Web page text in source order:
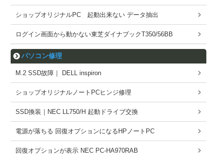
ショップオリジナルPC 起動出来ない データ抽出
ログイン画面から動かない東芝ダイナブックT350/56BB
パソコン修理
M.2 SSD故障｜ DELL inspiron
ショップオリジナルノートPCヒンジ修理
SSD換装｜NEC LL750/H 起動ドライブ交換
電源が落ちる 回復オプションになるHPノートPC
回復オプションが表示 NEC PC-HA970RAB